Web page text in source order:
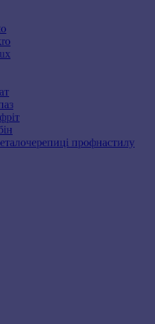
профнастилу